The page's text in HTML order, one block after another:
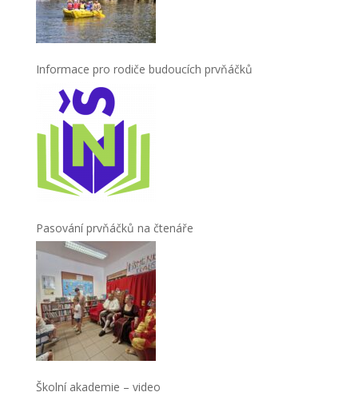
Informace pro rodiče budoucích prvňáčků
Pasování prvňáčků na čtenáře
Školní akademie – video